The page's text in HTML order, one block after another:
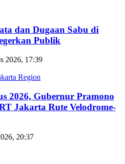
dan Dugaan Sabu di
Publik
2026, 17:39
Region
2026, Gubernur Pramono
Jakarta Rute Velodrome-
20:37